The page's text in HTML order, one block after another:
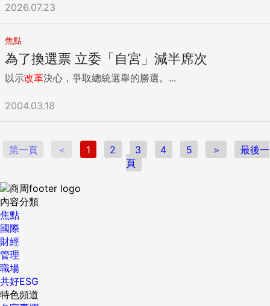
2026.07.23
焦點
為了換選票 立委「自宮」減半席次
以示改革決心，爭取總統選舉的勝選。...
2004.03.18
第一頁 ＜ 1 2 3 4 5 ＞
最後一
頁
內容分類
焦點
國際
財經
管理
職場
共好ESG
特色頻道